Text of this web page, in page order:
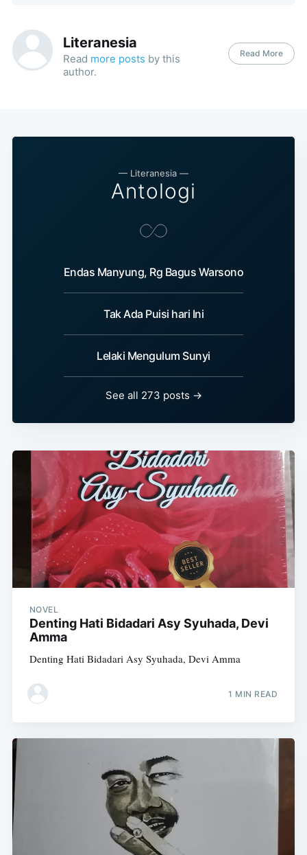
Literanesia
Read more posts by this
author.
Read More
— Literanesia —
Antologi
Endas Manyung, Rg Bagus Warsono
Tak Ada Puisi hari Ini
Lelaki Mengulum Sunyi
See all 273 posts →
NOVEL
Denting Hati Bidadari Asy Syuhada, Devi
Amma
Denting Hati Bidadari Asy Syuhada, Devi Amma
1 MIN READ